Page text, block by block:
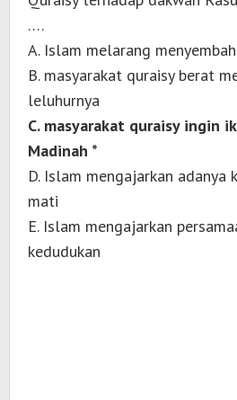
….
A. Islam melarang
B. masyarakat quraisy berat
leluhurnya
C. masyarakat quraisy ingin
Madinah *
D. Islam mengajarkan adanya
mati
E. Islam mengajarkan
kedudukan